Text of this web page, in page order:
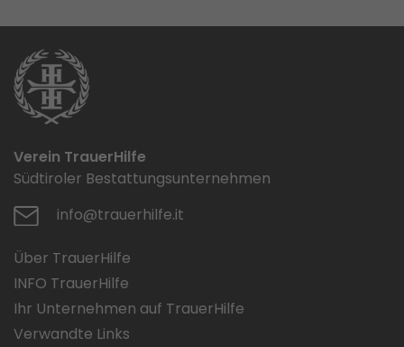
Verein TrauerHilfe
Südtiroler Bestattungsunternehmen
info@trauerhilfe.it
Über TrauerHilfe
INFO TrauerHilfe
Ihr Unternehmen auf TrauerHilfe
Verwandte Links